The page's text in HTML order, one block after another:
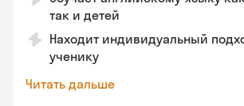
так и детей
Находит индивидуальный
ученику
Читать дальше